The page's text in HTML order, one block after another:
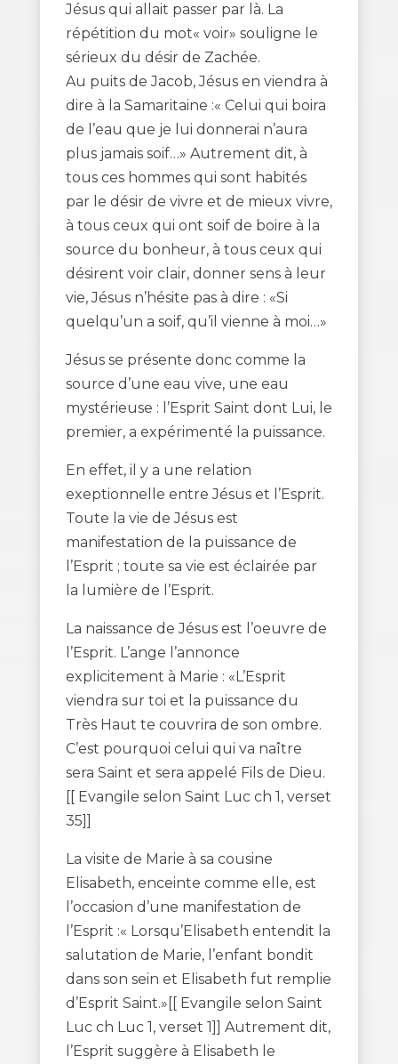
Jésus qui allait passer par là. La
répétition du mot« voir» souligne le
sérieux du désir de Zachée.
Au puits de Jacob, Jésus en viendra à
dire à la Samaritaine :« Celui qui boira
de l’eau que je lui donnerai n’aura
plus jamais soif…» Autrement dit, à
tous ces hommes qui sont habités
par le désir de vivre et de mieux vivre,
à tous ceux qui ont soif de boire à la
source du bonheur, à tous ceux qui
désirent voir clair, donner sens à leur
vie, Jésus n’hésite pas à dire : «Si
quelqu’un a soif, qu’il vienne à moi…»
Jésus se présente donc comme la
source d’une eau vive, une eau
mystérieuse : l’Esprit Saint dont Lui, le
premier, a expérimenté la puissance.
En effet, il y a une relation
exeptionnelle entre Jésus et l’Esprit.
Toute la vie de Jésus est
manifestation de la puissance de
l’Esprit ; toute sa vie est éclairée par
la lumière de l’Esprit.
La naissance de Jésus est l’oeuvre de
l’Esprit. L’ange l’annonce
explicitement à Marie : «L’Esprit
viendra sur toi et la puissance du
Très Haut te couvrira de son ombre.
C’est pourquoi celui qui va naître
sera Saint et sera appelé Fils de Dieu.
[[ Evangile selon Saint Luc ch 1, verset
35]]
La visite de Marie à sa cousine
Elisabeth, enceinte comme elle, est
l’occasion d’une manifestation de
l’Esprit :« Lorsqu’Elisabeth entendit la
salutation de Marie, l’enfant bondit
dans son sein et Elisabeth fut remplie
d’Esprit Saint.»[[ Evangile selon Saint
Luc ch Luc 1, verset 1]] Autrement dit,
l’Esprit suggère à Elisabeth le